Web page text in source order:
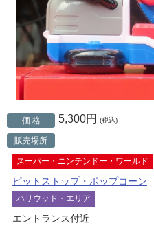
価 格 5,300円 (税込)
販売場所
スーパー・ニンテンドー・ワールド
ピットストップ・ポップコーン
ハリウッド・エリア
エントランス付近